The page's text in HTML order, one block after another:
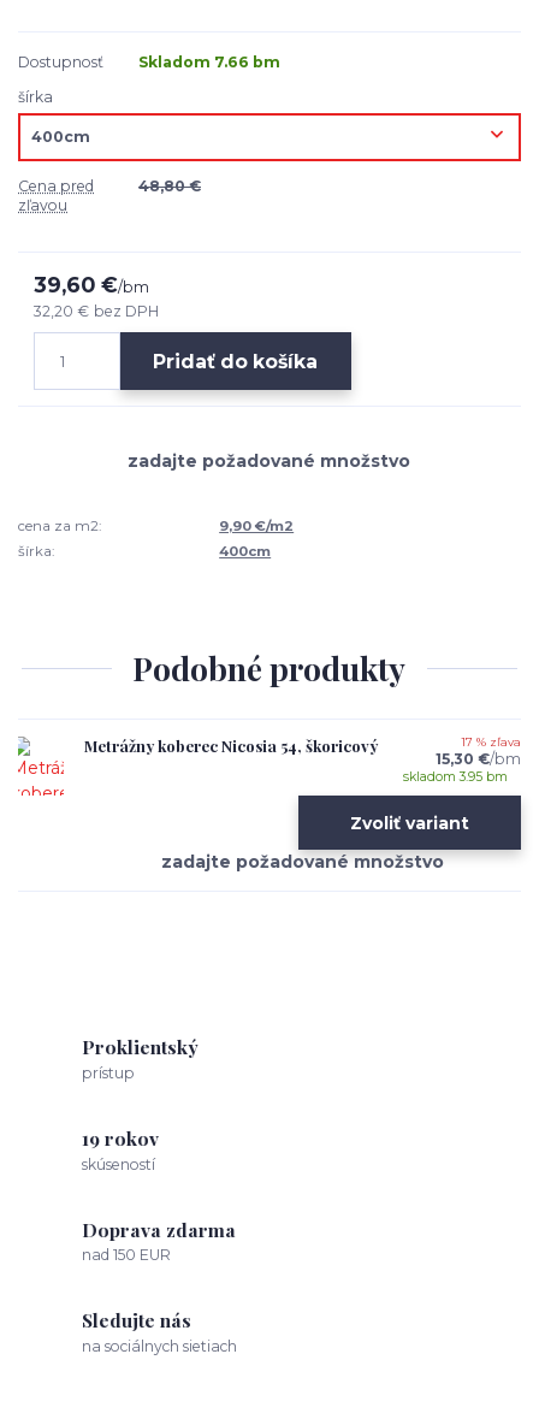
Dostupnosť
Skladom 7.66 bm
šírka
Cena pred
zľavou
48,80 €
39,60 €/bm
32,20 € bez DPH
Pridať do košíka
cena za m2:
9,90 €/m2
šírka:
400cm
Podobné produkty
Metrážny koberec Nicosia 54, škoricový 17 % zľava
15,30 €/bm
skladom 3.95 bm
Zvoliť variant
Proklientský
prístup
19 rokov
skúseností
Doprava zdarma
nad 150 EUR
Sledujte nás
na sociálnych sietiach